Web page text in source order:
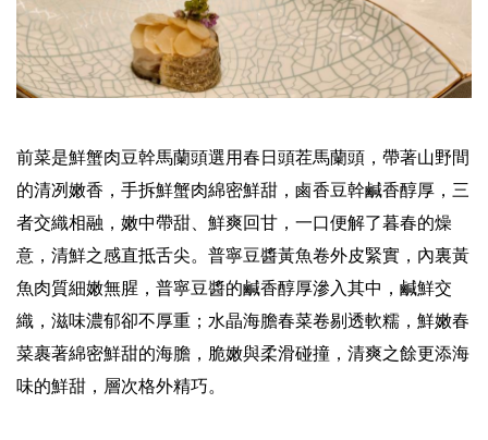
前菜是鮮蟹肉豆幹馬蘭頭選用春日頭茬馬蘭頭，帶著山野間
的清冽嫩香，手拆鮮蟹肉綿密鮮甜，鹵香豆幹鹹香醇厚，三
者交織相融，嫩中帶甜、鮮爽回甘，一口便解了暮春的燥
意，清鮮之感直抵舌尖。普寧豆醬黃魚卷外皮緊實，內裏黃
魚肉質細嫩無腥，普寧豆醬的鹹香醇厚滲入其中，鹹鮮交
織，滋味濃郁卻不厚重；水晶海膽春菜卷剔透軟糯，鮮嫩春
菜裹著綿密鮮甜的海膽，脆嫩與柔滑碰撞，清爽之餘更添海
味的鮮甜，層次格外精巧。